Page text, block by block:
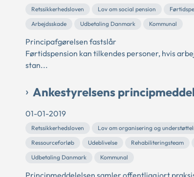
Retssikkerhedsloven Lov om social pension
Arbejdsskade
Udbetaling Danmark Kommunal
Principafgørelsen fastslår
Førtidspension kan tilkendes personer, hvis
stan...
Ankestyrelsens
01-01-2019
Retssikkerhedsloven Lov om organisering og
Ressourceforløb
Udeblivelse Rehabiliteringsteam
Udbetaling Danmark
Kommunal
Principmeddelelsen samler offentliggjort